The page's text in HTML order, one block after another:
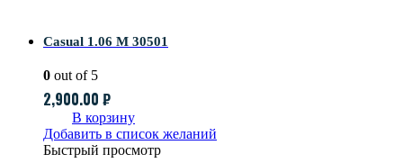
Casual 1.06 M 30501
0 out of 5
2,900.00 ₽
В корзину
Добавить в список желаний
Быстрый просмотр